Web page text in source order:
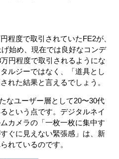
程度で取引されていたFE2が、
始め、現在では良好なコンデ
円程度で取引されるようにな
ルジーではなく、「道具とし
れた結果と言えるでしょう。
なユーザー層として20〜30代
という点です。デジタルネイ
カメラの「一枚一枚に集中す
ぐに見えない緊張感」は、新
れているのです。